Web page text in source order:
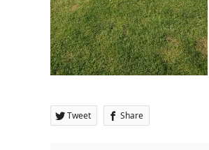
Tweet Share